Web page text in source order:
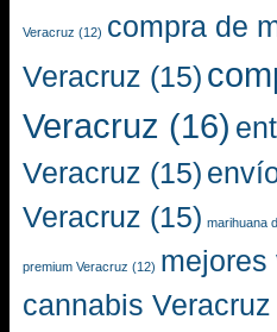
Veracruz (12) compra de
Veracruz (15)
Veracruz (16)
Veracruz (15)
Veracruz (15) marihuana
premium Veracruz (12) mejores
cannabis Veracruz